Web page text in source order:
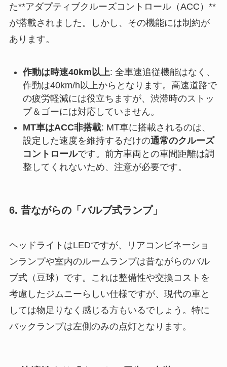
た**アダプティブクルーズコントロール（ACC）**
が搭載されました。しかし、その機能には制約が
あります。
作動は時速40km以上: 全車速追従機能はなく、
作動は40km/h以上からとなります。高速道路で
の疲労軽減には役立ちますが、渋滞時のストッ
プ＆ゴーには対応していません。
MT車はACC非搭載: MT車に搭載されるのは、
設定した速度を維持するだけの通常のクルーズ
コントロールです。前方車両との車間距離は調
整してくれないため、注意が必要です。
6. 昔ながらの「バルブ式ランプ」
ヘッドライトはLEDですが、リアコンビネーショ
ンランプや室内のルームランプは昔ながらのバル
ブ式（豆球）です。これは整備性や交換コストを
考慮したジムニーらしい仕様ですが、現代の車と
しては物足りなく感じる方もいるでしょう。特に
バックランプは左側のみの点灯となります。